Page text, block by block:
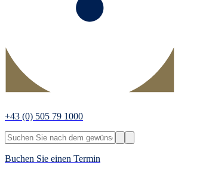
+43 (0) 505 79 1000
Buchen Sie einen Termin